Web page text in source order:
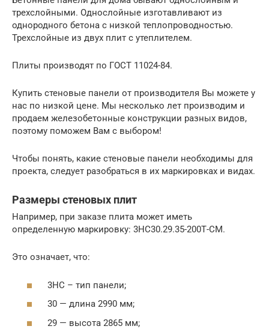
трехслойными. Однослойные изготавливают из
однородного бетона с низкой теплопроводностью.
Трехслойные из двух плит с утеплителем.
Плиты производят по ГОСТ 11024-84.
Купить стеновые панели от производителя Вы можете у
нас по низкой цене. Мы несколько лет производим и
продаем железобетонные конструкции разных видов,
поэтому поможем Вам с выбором!
Чтобы понять, какие стеновые панели необходимы для
проекта, следует разобраться в их маркировках и видах.
Размеры стеновых плит
Например, при заказе плита может иметь
определенную маркировку: 3НС30.29.35-200Т-СМ.
Это означает, что:
3НС – тип панели;
30 — длина 2990 мм;
29 — высота 2865 мм;